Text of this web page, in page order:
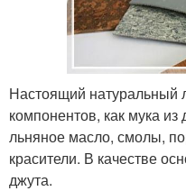
Настоящий натуральный
компонентов, как мука
льняное масло, смолы,
красители. В качестве
джута.